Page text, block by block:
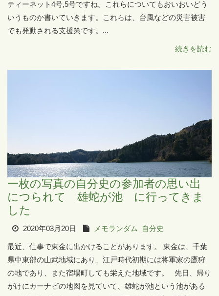
ティーネット4号,5号ですね。これらについてもおいおいどう
いうものか書いていきます。これらは、台風などの災害被害
でも発動される支援策です。...
続きを読む
一枚の写真の自分史の参加者の思い出
につられて 雄蛇が池 に行ってきま
した
2020年03月20日 メモランダム 自分史
最近、仕事で東金に出かけることがあります。 東金は、千葉
県中東部の山武地域にあり、江戸時代初期には将軍家の鷹狩
の地であり、また宿場町しても栄えた地域です。 先日、帰り
がけにカーナビの地図を見ていて、雄蛇が池という池がある